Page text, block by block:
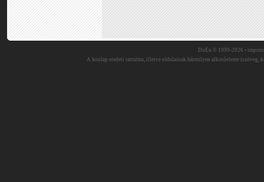
DuEn © 1999-2026 •
A honlap eredeti tartalma, illetve oldalainak bármilyen alkotóeleme (szöveg,